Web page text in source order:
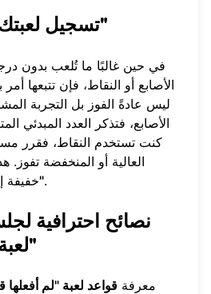
تسجيل لعبتك "لم أفعلها قط"
في حين غالبًا ما تُلعب بدون
الأصابع أو النقاط، فإن تتبعها
ليس عادةً الفوز بل التجربة
كنت تستخدم النقاط، فقرر
العالية أو المنخفضة تفوز.
خفيفةلعبة "لم أفعلها قط".
نصائح احترافية
لعبة "لم أفعلها قط"
معرفة قواعد لعبة "لم